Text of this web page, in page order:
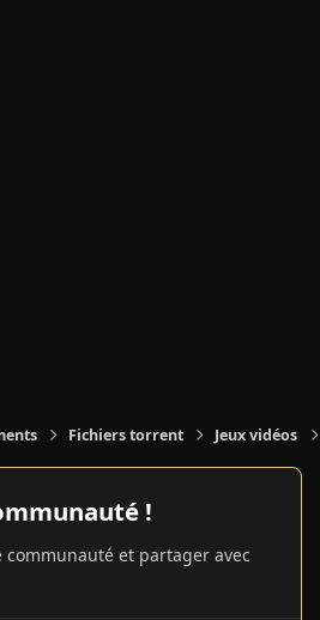
Fichiers torrent Jeux vidéos
!
et partager avec